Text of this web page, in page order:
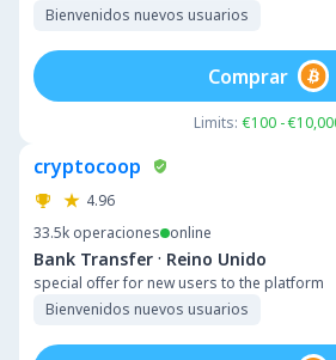
Bienvenidos nuevos usuarios
Limits: €100 -
Comprar
cryptocoop
4.96
33.5k operaciones online
Bank Transfer · Reino Unido
special offer for new users to the platform
Bienvenidos nuevos usuarios